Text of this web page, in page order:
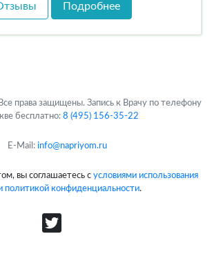
Подробнее
права защищены. Запись к Врачу по телефону
бесплатно: 8 (495) 156-35-22
E-Mail: info@napriyom.ru
вы соглашаетесь с условиями использования
политикой конфиденциальности.